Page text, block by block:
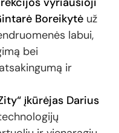
Boreikytė už
labui,
bei
ir
įkūrėjas Darius